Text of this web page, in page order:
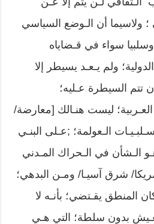
أن الـوضع السياسي
سواء في قـضاياه
ولم يـعـد يسيطر إلا
تتم السيطرة عـليه؛
ليست هنـالك [معارضة/
الـعولمة؛ ;عـلى البنـي
الـشأن في الـحراك المـدني
شرق آسيـا/ ومـن البدهي؛
المنطق يقـتضي؛ بأنـه لا
بدون سلطة؛ التي هـي